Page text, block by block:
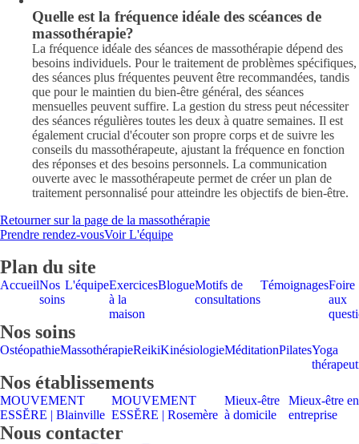
Quelle est la fréquence idéale des scéances de
massothérapie?
La fréquence idéale des séances de massothérapie dépend des
besoins individuels. Pour le traitement de problèmes spécifiques,
des séances plus fréquentes peuvent être recommandées, tandis
que pour le maintien du bien-être général, des séances
mensuelles peuvent suffire. La gestion du stress peut nécessiter
des séances régulières toutes les deux à quatre semaines. Il est
également crucial d'écouter son propre corps et de suivre les
conseils du massothérapeute, ajustant la fréquence en fonction
des réponses et des besoins personnels. La communication
ouverte avec le massothérapeute permet de créer un plan de
traitement personnalisé pour atteindre les objectifs de bien-être.
Retourner sur la page de la massothérapie
Prendre rendez-vousVoir L'équipe
Plan du site
AccueilNos
soins
L'équipeExercices
à la
maison
BlogueMotifs de
consultations
TémoignagesFoire
aux
Nos soins
OstéopathieMassothérapieReikiKinésiologieMéditationPilatesYoga
Nos établissements
MOUVEMENT
ESSĔRE | Blainville
MOUVEMENT
ESSĔRE | Rosemère
Mieux-être
à domicile
Mieux-être en
entreprise
Nous contacter